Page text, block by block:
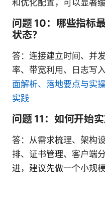
和优化配置，可以显著
问题 10：哪些指标
状态？
答：连接建立时间、并
率、带宽利用、日志写
面解析、落地要点与实
实践
问题 11：如何开始
答：从需求梳理、架构
排、证书管理、客户端
进，建议先做一个小规